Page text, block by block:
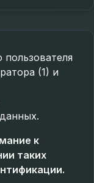
(1) и
к
таких